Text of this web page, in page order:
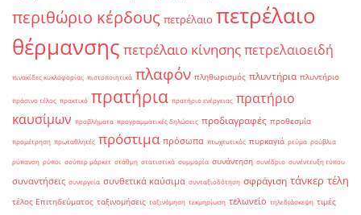
περιθώριο κέρδους πετρέλαιο πετρέλαιο
θέρμανσης πετρέλαιο κίνησηςπετρελαιοειδή
πινακίδες κυκλοφορίας πιστοποιητικά πλαφόν πληθωρισμός πλυντήρια πλυντήριο
πράσινο τέλος πρακτικό πρατήρια πρατήριο ενέργειας πρατήριο
καυσίμων προβλήματα προγραμματικές δηλώσεις προδιαγραφές προθεσμία
προμέτρηση πρωταθλητές πρόστιμα πρόσωπα πτωχευτικός πυρκαγιά ρεύμα ρούβλια
ρύπανση ρύποι σούπερ μάρκετ στάθμη στατιστικά συμμορία συνάντηση συνέδριο συνέντευξη τύπου
συναντήσεις συνεργεία συνθετικά καύσιμα συνταξιοδότηση σφράγιση τάνκερ τέλη
τέλος Επιτηδεύματος ταξινομήσεις ταξινόμηση τεκμηρίωση τελωνείο τηλεδιάσκεψη τιμές